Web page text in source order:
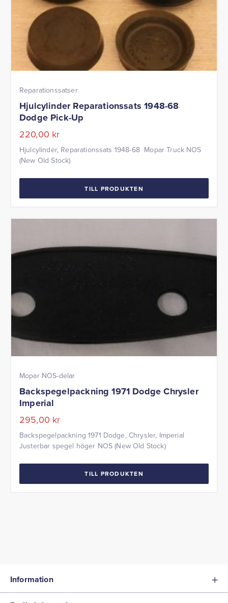
Reparationssatser
Hjulcylinder Reparationssats 1948-68
Dodge Pick-Up
220,00 kr
Hjulcylinder, Reparationssats 1948-68 Mopar Truck NOS
(New Old Stock)
TILL PRODUKTEN
Mopar NOS-delar
Backspegelpackning 1971 Dodge Chrysler
Imperial
295,00 kr
Backspegelpackning 1971 Dodge, Chrysler, Imperial
Justerbar spegel höger NOS (New Old Stock)
TILL PRODUKTEN
Information